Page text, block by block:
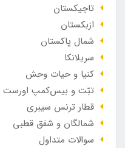
تاجیکستان
ازبکستان
شمال پاکستان
سریلانکا
کنیا و حیات وحش
تبّت و بیس‌کمپ اورست
قطار ترنس سیبری
شمالگان و شفق قطبی
سوالات متداول